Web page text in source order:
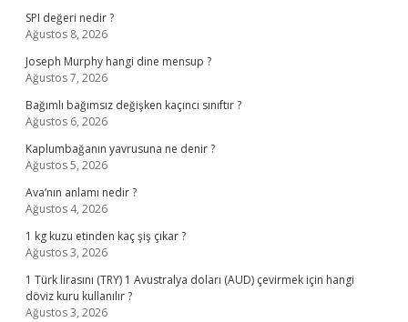
SPI değeri nedir ?
Ağustos 8, 2026
Joseph Murphy hangi dine mensup ?
Ağustos 7, 2026
Bağımlı bağımsız değişken kaçıncı sınıftır ?
Ağustos 6, 2026
Kaplumbağanın yavrusuna ne denir ?
Ağustos 5, 2026
Ava’nın anlamı nedir ?
Ağustos 4, 2026
1 kg kuzu etinden kaç şiş çıkar ?
Ağustos 3, 2026
1 Türk lirasını (TRY) 1 Avustralya doları (AUD) çevirmek için hangi
döviz kuru kullanılır ?
Ağustos 3, 2026